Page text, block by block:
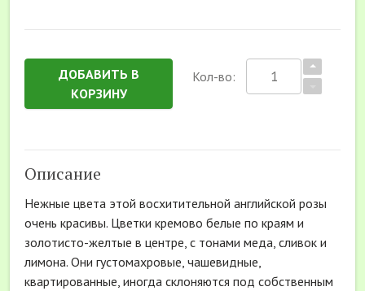
ДОБАВИТЬ В
КОРЗИНУ
Кол-во:
Описание
Нежные цвета этой восхитительной английской розы
очень красивы. Цветки кремово белые по краям и
золотисто-желтые в центре, с тонами меда, сливок и
лимона. Они густомахровые, чашевидные,
квартированные, иногда склоняются под собственным